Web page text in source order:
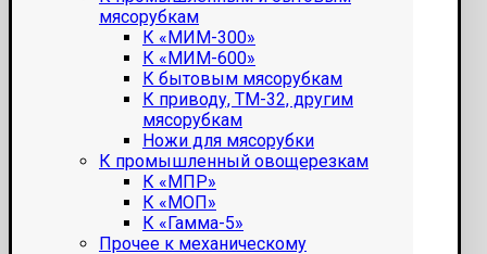
мясорубкам
К «МИМ-300»
К «МИМ-600»
К бытовым мясорубкам
К приводу, ТМ-32, другим
мясорубкам
Ножи для мясорубки
К промышленный овощерезкам
К «МПР»
К «МОП»
К «Гамма-5»
Прочее к механическому